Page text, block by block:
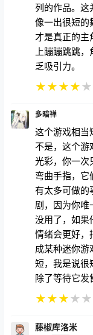
列的作品。这
像一出很短的
才是真正的主
上蹦蹦跳跳，
乏吸引力。
★★★★★
多暗禅
这个游戏相当
不是，这个游
光彩，你一次
弯曲手指，它
有太多可做的
剧，因为你唯
没用了，如果
情绪会更好，
成某种迷你游
短，我是说很
除了等待它发
★★★★ ★
藤椒库洛米